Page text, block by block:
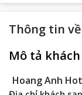
Thông tin về
Mô tả
Hoang Anh